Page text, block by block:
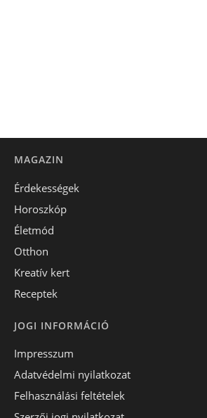
MAGAZIN
Érdekességek
Horoszkóp
Életmód
Otthon
Kreatív kert
Receptek
JOGI INFORMÁCIÓ
Impresszum
Adatvédelmi nyilatkozat
Felhasználási feltételek